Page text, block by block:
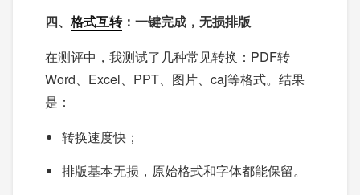
四、 格式互转：一键完成，无损排版
在测评中，我测试了几种常见转换：PDF转
Word、Excel、PPT、图片、caj等格式。结果
是：
转换速度快；
排版基本无损，原始格式和字体都能保留。